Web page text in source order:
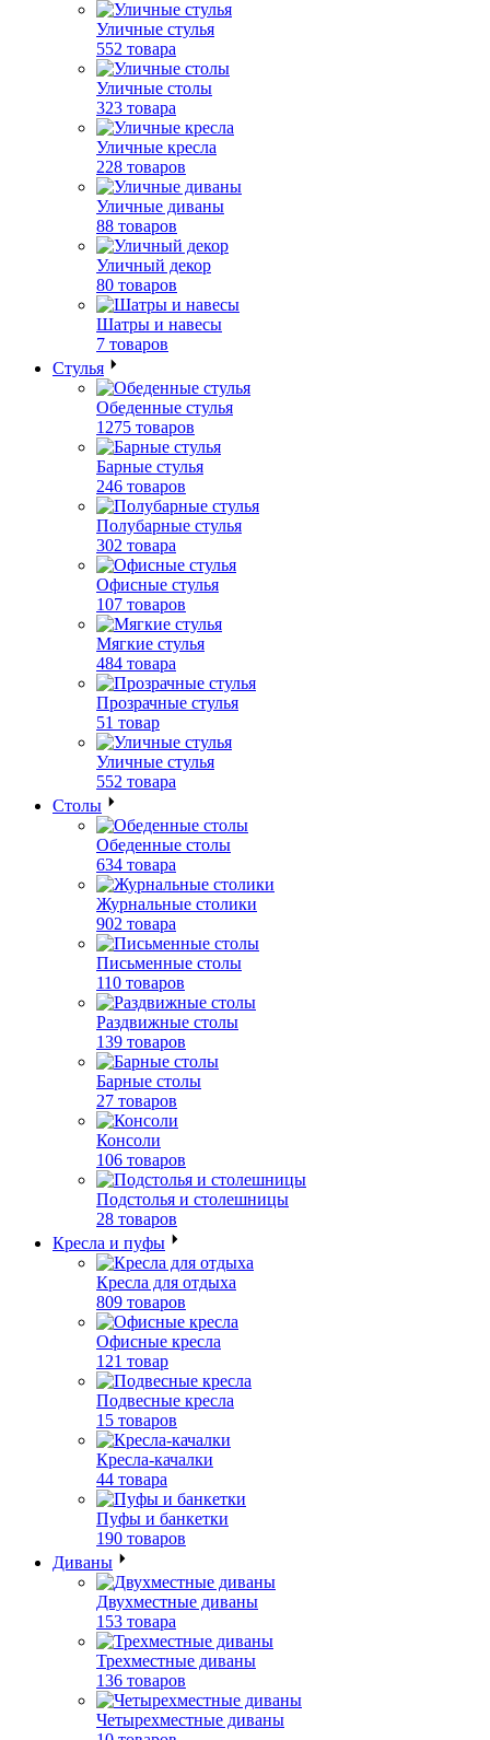
Уличные стулья
552 товара
Уличные столы
323 товара
Уличные кресла
228 товаров
Уличные диваны
88 товаров
Уличный декор
80 товаров
Шатры и навесы
7 товаров
Стулья
Обеденные стулья
1275 товаров
Барные стулья
246 товаров
Полубарные стулья
302 товара
Офисные стулья
107 товаров
Мягкие стулья
484 товара
Прозрачные стулья
51 товар
Уличные стулья
552 товара
Столы
Обеденные столы
634 товара
Журнальные столики
902 товара
Письменные столы
110 товаров
Раздвижные столы
139 товаров
Барные столы
27 товаров
Консоли
106 товаров
Подстолья и столешницы
28 товаров
Кресла и пуфы
Кресла для отдыха
809 товаров
Офисные кресла
121 товар
Подвесные кресла
15 товаров
Кресла-качалки
44 товара
Пуфы и банкетки
190 товаров
Диваны
Двухместные диваны
153 товара
Трехместные диваны
136 товаров
Четырехместные диваны